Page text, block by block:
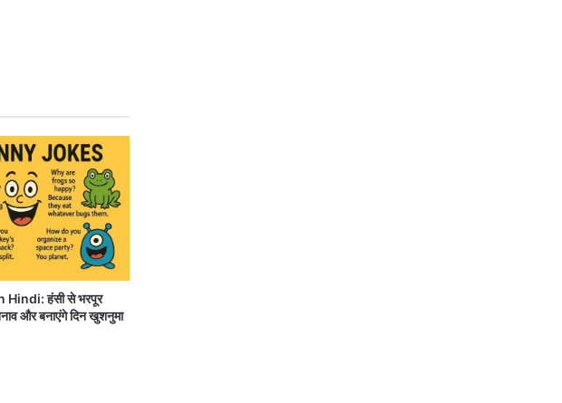
हंसी से भरपूर
और बनाएंगे दिन खुशनुमा